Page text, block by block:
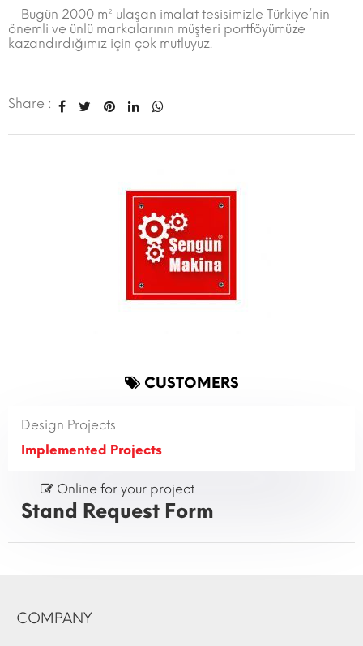
Bugün 2000 m² ulaşan imalat tesisimizle Türkiye’nin
önemli ve ünlü markalarının müşteri portföyümüze
kazandırdığımız için çok mutluyuz.
Share :
CUSTOMERS
Design Projects
Implemented Projects
Online for your project
Stand Request Form
COMPANY